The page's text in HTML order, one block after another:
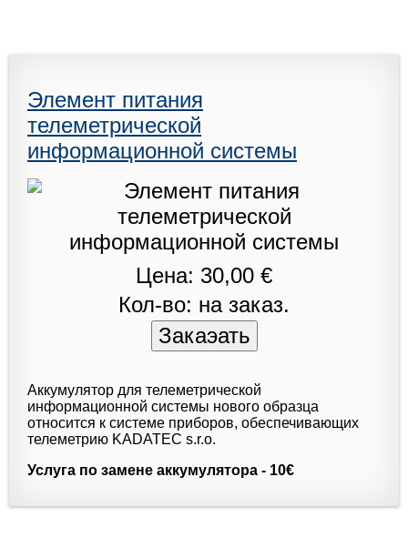
Элемент питания
телеметрической
информационной системы
Цена: 30,00 €
Кол-во: на заказ.
Аккумулятор для телеметрической
информационной системы нового образца
относится к системе приборов, обеспечивающих
телеметрию KADATEC s.r.o.
Услуга по замене аккумулятора - 10€